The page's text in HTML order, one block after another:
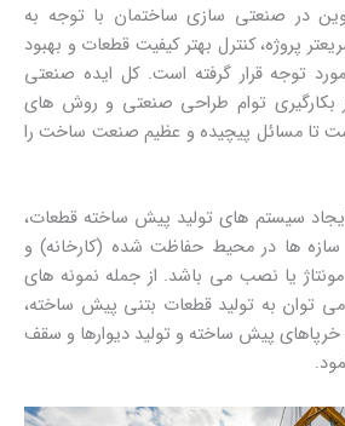
در صنعتی سازی ساختمان با توجه به
پروژه، کنترل بهتر کیفیت قطعات و بهبود
مورد توجه قرار گرفته است. کل ایده صنعتی
بکارگیری توام طراحی صنعتی و روش های
است تا مسائل پیچیده و عظیم صنعت ساخت را
سیستم های تولید پیش ساخته قطعات،
ها در محیط حفاظت شده (کارخانه) و
مونتاژ یا نصب می باشد. از جمله نمونه های
توان به تولید قطعات بتنی پیش ساخته،
خرپاهای پیش ساخته و تولید دیوارها و سقف